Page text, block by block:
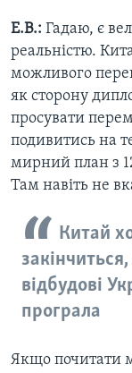
Е.В.: Гадаю, є
реальністю.
можливого
як сторону
просувати
подивитись на
мирний план з
Там навіть не
Китай
відбудові
програла
Якщо почитати